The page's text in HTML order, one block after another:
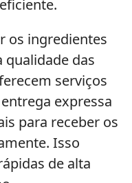
os ingredientes
das
serviços
expressa
para receber os
Isso
de alta